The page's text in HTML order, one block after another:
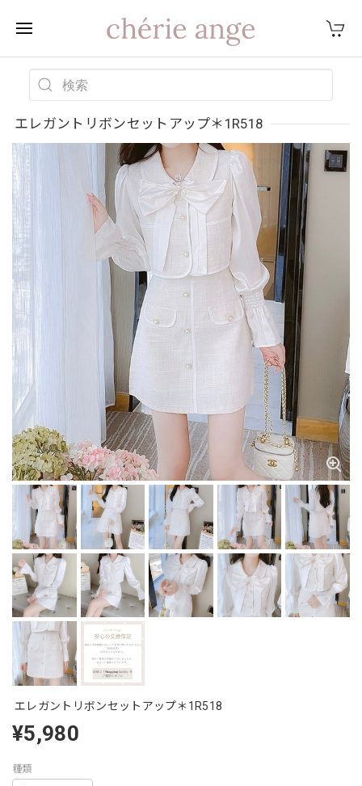
エレガントリボンセットアップ＊1R518
エレガントリボンセットアップ＊1R518
¥5,980
種類